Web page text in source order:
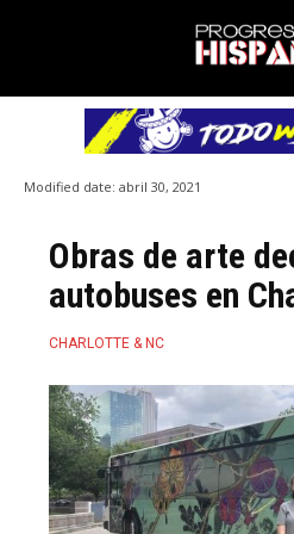
Modified date: abril 30, 2021
Obras de arte
autobuses en
CHARLOTTE & NC